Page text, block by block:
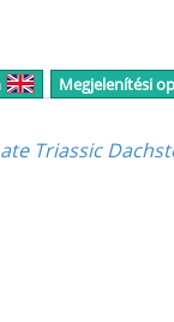
Megjelenítési
Triassic